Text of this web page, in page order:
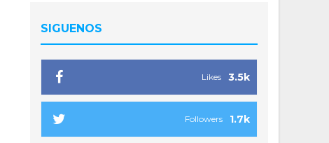
SIGUENOS
3.5k
Likes
1.7k
Followers